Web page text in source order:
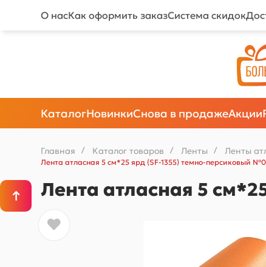
О насКак оформить заказСистема скидок
КаталогНовинкиСнова в продажеАкции
Главная / Каталог товаров / Ленты / Ленты
Лента атласная 5 см*25 ярд (SF-1355) темно-персиковый
Лента атласная 5